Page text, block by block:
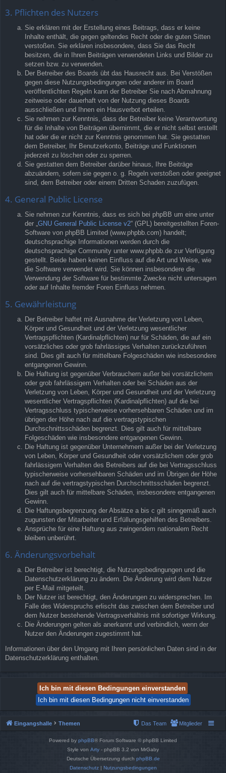
3. Pflichten des Nutzers
Sie erklären mit der Erstellung eines Beitrags, dass er keine
Inhalte enthält, die gegen geltendes Recht oder die guten Sitten
verstoßen. Sie erklären insbesondere, dass Sie das Recht
besitzen, die in Ihren Beiträgen verwendeten Links und Bilder zu
setzen bzw. zu verwenden.
Der Betreiber des Boards übt das Hausrecht aus. Bei Verstößen
gegen diese Nutzungsbedingungen oder anderer im Board
veröffentlichten Regeln kann der Betreiber Sie nach Abmahnung
zeitweise oder dauerhaft von der Nutzung dieses Boards
ausschließen und Ihnen ein Hausverbot erteilen.
Sie nehmen zur Kenntnis, dass der Betreiber keine Verantwortung
für die Inhalte von Beiträgen übernimmt, die er nicht selbst erstellt
hat oder die er nicht zur Kenntnis genommen hat. Sie gestatten
dem Betreiber, Ihr Benutzerkonto, Beiträge und Funktionen
jederzeit zu löschen oder zu sperren.
Sie gestatten dem Betreiber darüber hinaus, Ihre Beiträge
abzuändern, sofern sie gegen o. g. Regeln verstoßen oder geeignet
sind, dem Betreiber oder einem Dritten Schaden zuzufügen.
4. General Public License
Sie nehmen zur Kenntnis, dass es sich bei phpBB um eine unter
der „GNU General Public License v2“ (GPL) bereitgestellten Foren-
Software von phpBB Limited (www.phpbb.com) handelt;
deutschsprachige Informationen werden durch die
deutschsprachige Community unter www.phpbb.de zur Verfügung
gestellt. Beide haben keinen Einfluss auf die Art und Weise, wie
die Software verwendet wird. Sie können insbesondere die
Verwendung der Software für bestimmte Zwecke nicht untersagen
oder auf Inhalte fremder Foren Einfluss nehmen.
5. Gewährleistung
Der Betreiber haftet mit Ausnahme der Verletzung von Leben,
Körper und Gesundheit und der Verletzung wesentlicher
Vertragspflichten (Kardinalpflichten) nur für Schäden, die auf ein
vorsätzliches oder grob fahrlässiges Verhalten zurückzuführen
sind. Dies gilt auch für mittelbare Folgeschäden wie insbesondere
entgangenen Gewinn.
Die Haftung ist gegenüber Verbrauchern außer bei vorsätzlichem
oder grob fahrlässigem Verhalten oder bei Schäden aus der
Verletzung von Leben, Körper und Gesundheit und der Verletzung
wesentlicher Vertragspflichten (Kardinalpflichten) auf die bei
Vertragsschluss typischerweise vorhersehbaren Schäden und im
übrigen der Höhe nach auf die vertragstypischen
Durchschnittsschäden begrenzt. Dies gilt auch für mittelbare
Folgeschäden wie insbesondere entgangenen Gewinn.
Die Haftung ist gegenüber Unternehmern außer bei der Verletzung
von Leben, Körper und Gesundheit oder vorsätzlichem oder grob
fahrlässigem Verhalten des Betreibers auf die bei Vertragsschluss
typischerweise vorhersehbaren Schäden und im Übrigen der Höhe
nach auf die vertragstypischen Durchschnittsschäden begrenzt.
Dies gilt auch für mittelbare Schäden, insbesondere entgangenen
Gewinn.
Die Haftungsbegrenzung der Absätze a bis c gilt sinngemäß auch
zugunsten der Mitarbeiter und Erfüllungsgehilfen des Betreibers.
Ansprüche für eine Haftung aus zwingendem nationalem Recht
bleiben unberührt.
6. Änderungsvorbehalt
Der Betreiber ist berechtigt, die Nutzungsbedingungen und die
Datenschutzerklärung zu ändern. Die Änderung wird dem Nutzer
per E-Mail mitgeteilt.
Der Nutzer ist berechtigt, den Änderungen zu widersprechen. Im
Falle des Widerspruchs erlischt das zwischen dem Betreiber und
dem Nutzer bestehende Vertragsverhältnis mit sofortiger Wirkung.
Die Änderungen gelten als anerkannt und verbindlich, wenn der
Nutzer den Änderungen zugestimmt hat.
Informationen über den Umgang mit Ihren persönlichen Daten sind in der
Datenschutzerklärung enthalten.
Eingangshalle Themen Mitglieder
Das Team
Powered by phpBB® Forum Software © phpBB Limited
Style von Arty - phpBB 3.2 von MrGaby
Deutsche Übersetzung durch phpBB.de
Datenschutz| Nutzungsbedingungen